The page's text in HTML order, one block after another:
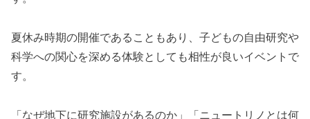
夏休み時期の開催であることもあり、子どもの自由研究や
科学への関心を深める体験としても相性が良いイベントで
す。
「なぜ地下に研究施設があるのか」「ニュートリノとは何